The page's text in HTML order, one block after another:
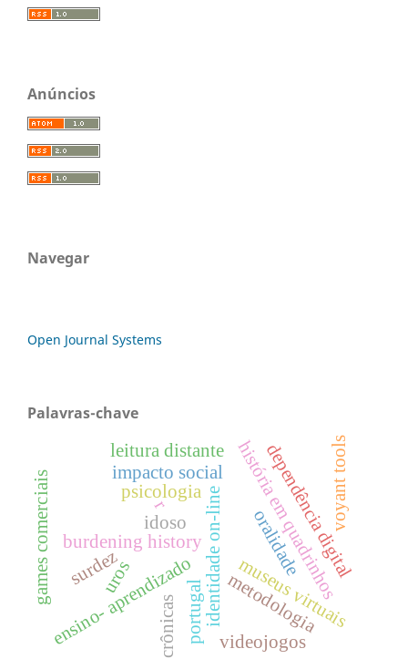
Anúncios
Navegar
Open Journal Systems
Palavras-chave
idoso identidade on-linehistória em quadrinhos
burdening history
metodologia
oralidade
dependência digital
impacto social
psicologia
ensino- aprendizado
games comerciais uros
crônicas
surdez
videojogos
r
portugal museus virtuais
leitura distante voyant tools